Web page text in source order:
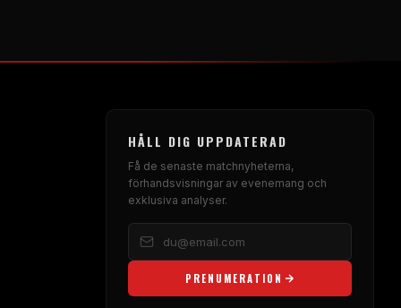
HÅLL DIG UPPDATERAD
Få de senaste matchnyheterna,
förhandsvisningar av evenemang och
exklusiva analyser.
PRENUMERATION